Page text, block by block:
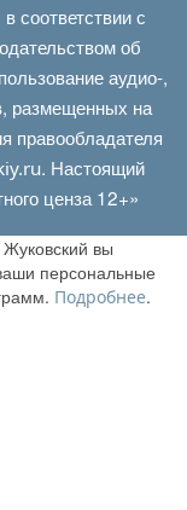
соответствии с
об
аудио-,
размещенных на
правообладателя
. Настоящий
ценза 12+»
вы
персональные
Подробнее.